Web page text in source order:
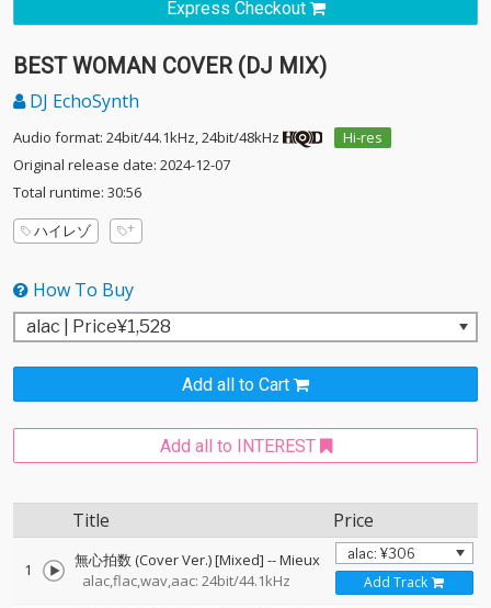
Express Checkout
BEST WOMAN COVER (DJ MIX)
DJ EchoSynth
Audio format: 24bit/44.1kHz, 24bit/48kHz
Hi-res
Original release date: 2024-12-07
Total runtime: 30:56
ハイレゾ
How To Buy
Add all to Cart
Add all to INTEREST
Title Price
1 無心拍数 (Cover Ver.) [Mixed] --Mieux
alac,flac,wav,aac: 24bit/44.1kHz
Add Track